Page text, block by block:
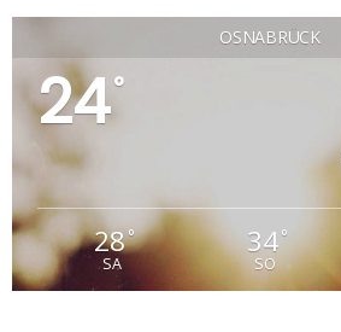
OSNABRÜCK
24°
28°
SA
34°
SO